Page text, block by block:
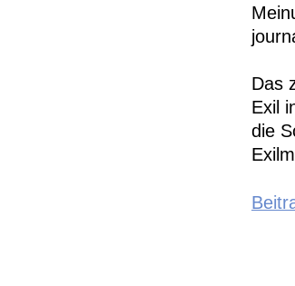
Das
Exil
die